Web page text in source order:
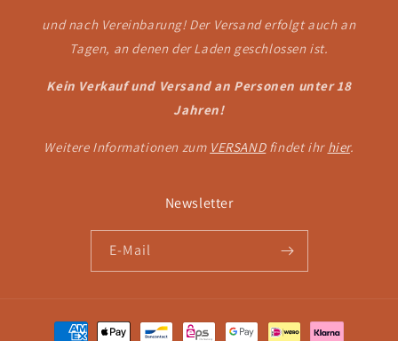
und nach Vereinbarung! Der Versand erfolgt auch an
Tagen, an denen der Laden geschlossen ist.
Kein Verkauf und Versand an Personen unter 18
Jahren!
Weitere Informationen zum VERSANDfindet ihr hier.
Newsletter
E-Mail
Zahlungsmethoden